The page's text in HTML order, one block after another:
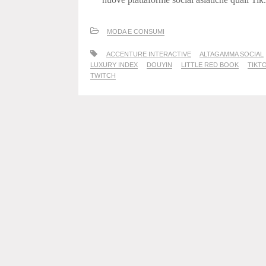
MODA E CONSUMI
ACCENTURE INTERACTIVE
ALTAGAMMA SOCIAL
LUXURY INDEX
DOUYIN LITTLE RED BOOK
TWITCH